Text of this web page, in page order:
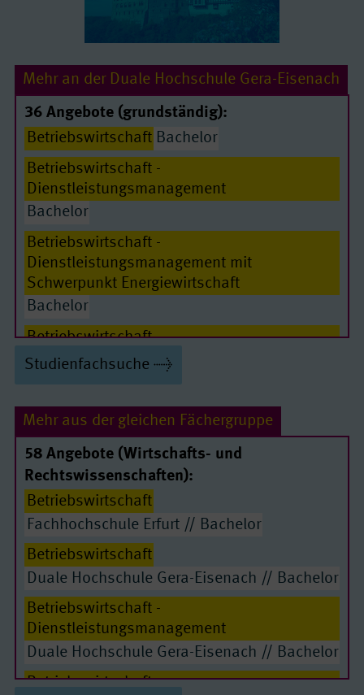
Mehr an der Duale Hochschule Gera-Eisenach
36 Angebote (grundständig):
Betriebswirtschaft Bachelor
Betriebswirtschaft -
Dienstleistungsmanagement
Bachelor
Betriebswirtschaft -
Dienstleistungsmanagement mit
Schwerpunkt Energiewirtschaft
Bachelor
Betriebswirtschaft -
Digitalisierungsmanagement
Betriebswirtschaft - Handel Bachelor
Betriebswirtschaft - Handelsmanagement
Bachelor
Betriebswirtschaft - Handelsmanagement
mit Schwerpunkt E-Commerce
Betriebswirtschaft - Immobilienwirtschaft
Betriebswirtschaft - Industrie
Betriebswirtschaft - Industriemanagement
Bachelor
Studienfachsuche
Mehr aus der gleichen Fächergruppe
58 Angebote (Wirtschafts- und
Rechtswissenschaften):
Betriebswirtschaft
Fachhochschule Erfurt // Bachelor
Betriebswirtschaft
Duale Hochschule Gera-Eisenach // Bachelor
Betriebswirtschaft -
Dienstleistungsmanagement
Duale Hochschule Gera-Eisenach // Bachelor
Betriebswirtschaft -